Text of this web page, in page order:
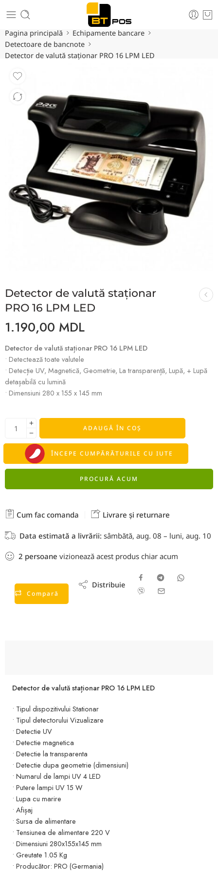
Pagina principală
Echipamente bancare
Detectoare de bancnote
Detector de valută staționar PRO 16 LPM LED
Detector de valută staționar
PRO 16 LPM LED
1.190,00 MDL
Detector de valută staționar PRO 16 LPM LED
• Detectează toate valutele
• Detecție UV, Magnetică, Geometrie, La transparență, Lupă, + Lupă
detașabilă cu lumină
• Dimensiuni 280 x 155 x 145 mm
ADAUGĂ ÎN COȘ
ÎNCEPE CUMPĂRĂTURILE CU IUTE
PROCURĂ ACUM
Cum fac comanda Livrare și returnare
Data estimată a livrării: sâmbătă, aug. 08 – luni, aug. 10
2 persoane vizionează acest produs chiar acum
Compară
Distribuie
Detector de valută staționar PRO 16 LPM LED
• Tipul dispozitivului Stationar
• Tipul detectorului Vizualizare
• Detectie UV
• Detectie magnetica
• Detectie la transparenta
• Detectie dupa geometrie (dimensiuni)
• Numarul de lampi UV 4 LED
• Putere lampi UV 15 W
• Lupa cu marire
• Afișaj
• Sursa de alimentare
• Tensiunea de alimentare 220 V
• Dimensiuni 280x155x145 mm
• Greutate 1.05 Kg
• Producător: PRO (Germania)